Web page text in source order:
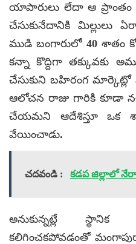
యాపారులు లేదా ఆ ప్రాంతం
చేసుకునేదానికి మిల్లులు
ముడి బంగారులో 40
కన్నా కొద్దిగా తక్కువకు
చేసుకుని బహిరంగ మార్కెట్లో
ఆలోచన రాజు గారికి కూడా
చేయమని ఆదేశిస్తూ ఒక
వేయించాడు.
చదవండి : కడప జిల్లాలో
అనుకున్నట్లే స్థానిక
కలిగించకపోవడంతో